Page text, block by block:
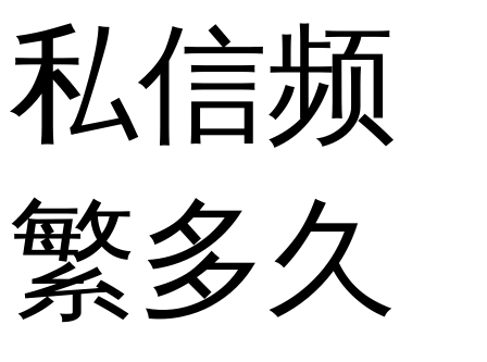
私信频
繁多久